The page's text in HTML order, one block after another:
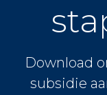
Download
subsidie